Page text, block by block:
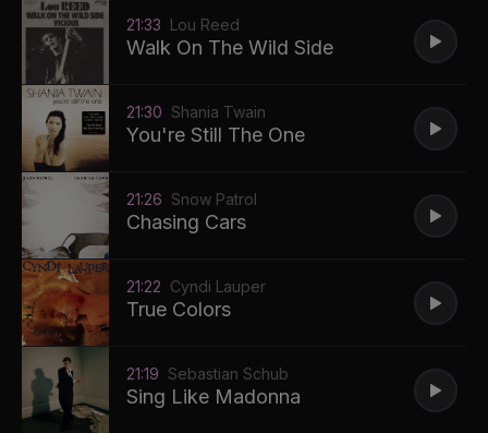
21:33 Lou Reed
Walk On The Wild Side
21:30 Shania Twain
You're Still The One
21:26 Snow Patrol
Chasing Cars
21:22 Cyndi Lauper
True Colors
21:19 Sebastian Schub
Sing Like Madonna